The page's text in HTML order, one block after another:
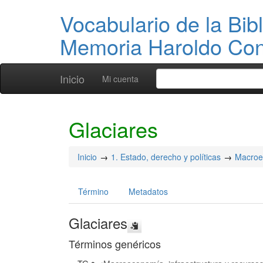
Vocabulario de la
Memoria Haroldo
Inicio Mi cuenta
Glaciares
Inicio 1. Estado, derecho y políticas
Término Metadatos
Glaciares
Términos genéricos